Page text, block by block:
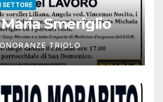
SETTORE
Smeriglio
ONORANZE TRIOLO